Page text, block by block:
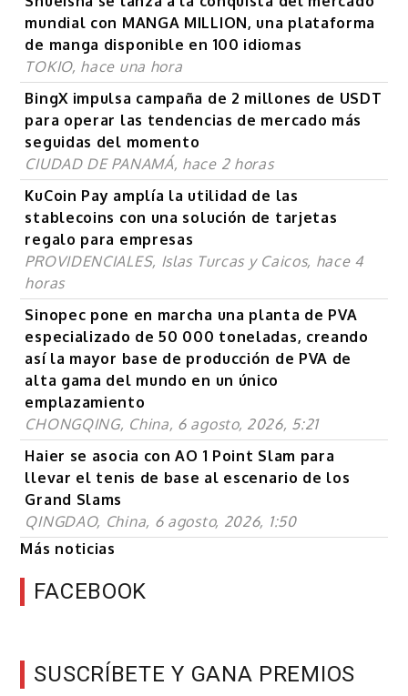
mundial con MANGA MILLION, una plataforma
de manga disponible en 100 idiomas
TOKIO, hace una hora
BingX impulsa campaña de 2 millones de USDT
para operar las tendencias de mercado más
seguidas del momento
CIUDAD DE PANAMÁ, hace 2 horas
KuCoin Pay amplía la utilidad de las
stablecoins con una solución de tarjetas
regalo para empresas
PROVIDENCIALES, Islas Turcas y Caicos, hace 4
horas
Sinopec pone en marcha una planta de PVA
especializado de 50 000 toneladas, creando
así la mayor base de producción de PVA de
alta gama del mundo en un único
emplazamiento
CHONGQING, China, 6 agosto, 2026, 5:21
Haier se asocia con AO 1 Point Slam para
llevar el tenis de base al escenario de los
Grand Slams
QINGDAO, China, 6 agosto, 2026, 1:50
Más noticias
FACEBOOK
SUSCRÍBETE Y GANA PREMIOS